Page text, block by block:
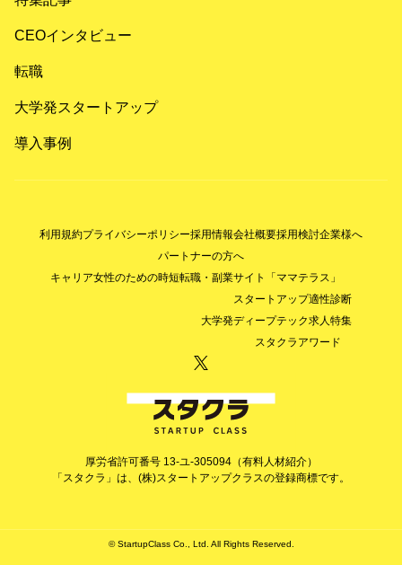
CEOインタビュー
転職
大学発スタートアップ
導入事例
利用規約プライバシーポリシー採用情報会社概要採用検討企業様へ
パートナーの方へ
キャリア女性のための時短転職・副業サイト「ママテラス」
スタートアップ適性診断
大学発ディープテック求人特集
スタクラアワード
厚労省許可番号 13-ユ-305094（有料人材紹介）
「スタクラ」は、(株)スタートアップクラスの登録商標です。
© StartupClass Co., Ltd. All Rights Reserved.